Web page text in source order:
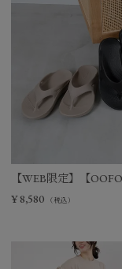
【WEB限定】【
¥ 8,580 （税込）